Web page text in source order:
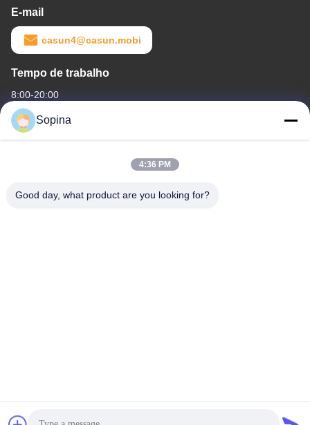
E-mail
casun4@casun.mobi
Tempo de trabalho
8:00-20:00
O nosso endereço
NO.61 Zona Industrial Pingxi, cidade de Huashan, distrito de
Sopina
4:36 PM
Good day, what product are you looking for?